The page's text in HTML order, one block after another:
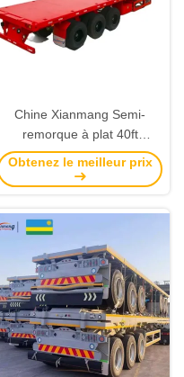
Chine Xianmang Semi-
remorque à plat 40ft
Container à plat à transport
Semi-remorque à vendre
Obtenez le meilleur prix